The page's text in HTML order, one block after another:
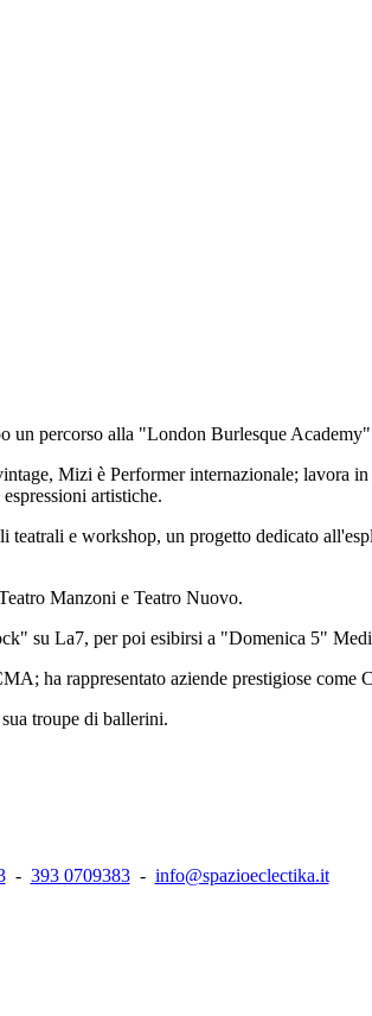
percorso alla "London Burlesque
Mizi è Performer internazionale; lavora
artistiche.
e workshop, un progetto dedicato
Manzoni e Teatro Nuovo.
su La7, per poi esibirsi a "Domenica 5"
ha rappresentato aziende prestigiose come
troupe di ballerini.
- 393 0709383- info@spazioeclectika.it